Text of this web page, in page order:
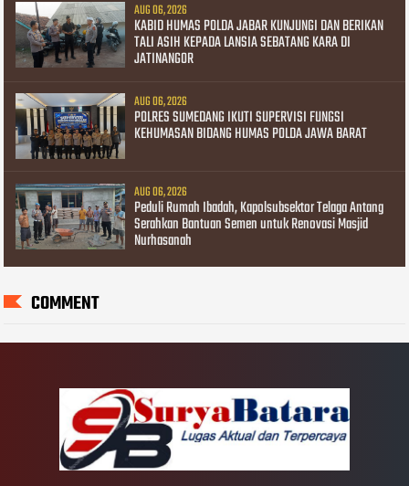
AUG 06, 2026
KABID HUMAS POLDA JABAR KUNJUNGI DAN BERIKAN
TALI ASIH KEPADA LANSIA SEBATANG KARA DI
JATINANGOR
AUG 06, 2026
POLRES SUMEDANG IKUTI SUPERVISI FUNGSI
KEHUMASAN BIDANG HUMAS POLDA JAWA BARAT
AUG 06, 2026
Peduli Rumah Ibadah, Kapolsubsektor Telaga Antang
Serahkan Bantuan Semen untuk Renovasi Masjid
Nurhasanah
COMMENT